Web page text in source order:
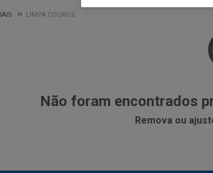
LIMPA COUROS
Não foram encontrados
Remova ou